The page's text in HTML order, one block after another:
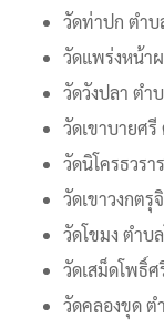
วัดท่าปก ตำบ
วัดแพร่งหน้า
วัดวังปลา ตำ
วัดเขาบายศ
วัดนิโครธวรา
วัดเขาวงกตรุ
วัดโขมง ตำบ
วัดเสม็ดโพธิ์
วัดคลองขุด ต